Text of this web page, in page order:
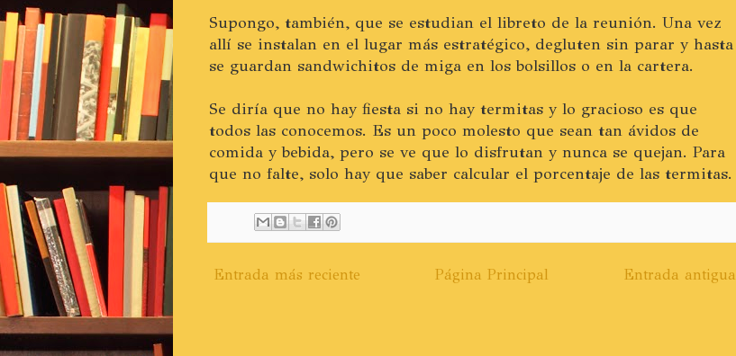
Supongo, también, que se estudian el libreto de la reunión. Una vez
allí se instalan en el lugar más estratégico, degluten sin parar y hasta
se guardan sandwichitos de miga en los bolsillos o en la cartera.
Se diría que no hay fiesta si no hay termitas y lo gracioso es que
todos las conocemos. Es un poco molesto que sean tan ávidos de
comida y bebida, pero se ve que lo disfrutan y nunca se quejan. Para
que no falte, solo hay que saber calcular el porcentaje de las termitas.
Entrada más reciente Entrada antigua
Página Principal